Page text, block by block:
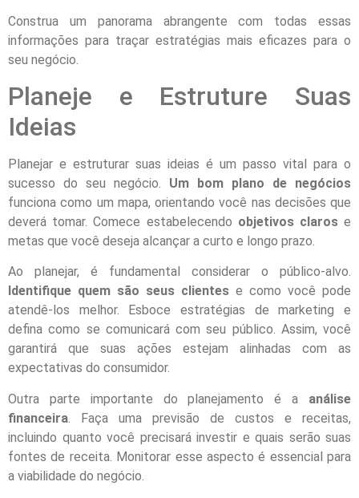
Construa um panorama abrangente com todas essas
informações para traçar estratégias mais eficazes para o
seu negócio.
Planeje e Estruture Suas
Ideias
Planejar e estruturar suas ideias é um passo vital para o
sucesso do seu negócio. Um bom plano de negócios
funciona como um mapa, orientando você nas decisões que
deverá tomar. Comece estabelecendo objetivos clarose
metas que você deseja alcançar a curto e longo prazo.
Ao planejar, é fundamental considerar o público-alvo.
Identifique quem são seus clientes e como você pode
atendê-los melhor. Esboce estratégias de marketing e
defina como se comunicará com seu público. Assim, você
garantirá que suas ações estejam alinhadas com as
expectativas do consumidor.
Outra parte importante do planejamento é a análise
financeira. Faça uma previsão de custos e receitas,
incluindo quanto você precisará investir e quais serão suas
fontes de receita. Monitorar esse aspecto é essencial para
a viabilidade do negócio.